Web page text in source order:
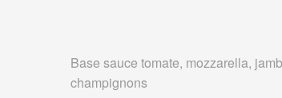
Base sauce tomate, mozzarella,
champignons